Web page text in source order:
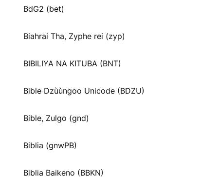
BdG2 (bet)
Biahrai Tha, Zyphe rei (zyp)
BIBILIYA NA KITUBA (BNT)
Bible Dzùùngoo Unicode (BDZU)
Bible, Zulgo (gnd)
Biblia (gnwPB)
Biblia Baikeno (BBKN)